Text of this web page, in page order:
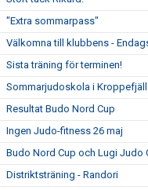
"Extra sommarpass"
Välkomna till klubbens -
Sista träning för terminen!
Sommarjudoskola i Kroppefjäll
Resultat Budo Nord Cup
Ingen Judo-fitness 26 maj
Budo Nord Cup och Lugi Judo
Distriktsträning - Randori